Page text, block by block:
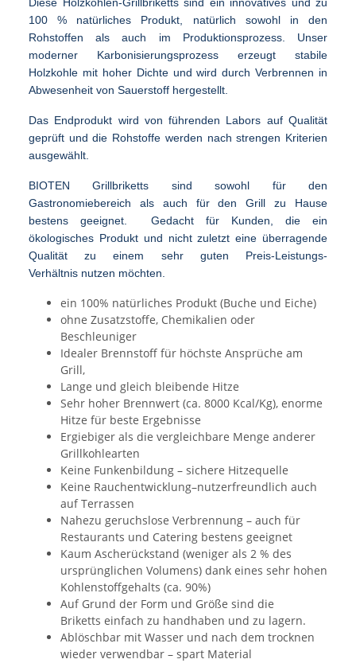
100 % natürliches Produkt, natürlich sowohl in den
Rohstoffen als auch im Produktionsprozess. Unser
moderner Karbonisierungsprozess erzeugt stabile
Holzkohle mit hoher Dichte und wird durchVerbrennen in
Abwesenheit von Sauerstoff hergestellt.
Das Endprodukt wird von führenden Labors auf Qualität
geprüft und die Rohstoffe werden nach strengen Kriterien
ausgewählt.
BIOTEN Grillbriketts sind sowohl für den
Gastronomiebereich als auch für den Grill zu Hause
bestens geeignet. Gedacht für Kunden, die ein
ökologisches Produkt und nicht zuletzt eine überragende
Qualitätzu einem sehr guten Preis-Leistungs-
Verhältnis nutzen möchten.
ein 100% natürliches Produkt (Buche und Eiche)
ohne Zusatzstoffe, Chemikalien oder
Beschleuniger
Idealer Brennstoff für höchste Ansprüche am
Grill,
Lange und gleich bleibende Hitze
Sehr hoher Brennwert (ca. 8000 Kcal/Kg), enorme
Hitze für beste Ergebnisse
Ergiebiger als die vergleichbare Menge anderer
Grillkohlearten
Keine Funkenbildung – sichere Hitzequelle
Keine Rauchentwicklung–nutzerfreundlich auch
auf Terrassen
Nahezu geruchslose Verbrennung – auch für
Restaurants und Catering bestens geeignet
Kaum Ascherückstand (weniger als 2 % des
ursprünglichen Volumens)​ dank eines sehr hohen
Kohlenstoffgehalts (ca. 90%)
Auf Grund der Form und Größe sind die
Briketts einfach zu handhaben und zu lagern.
Ablöschbar mit Wasser und nach dem trocknen
wieder verwendbar – spart Material